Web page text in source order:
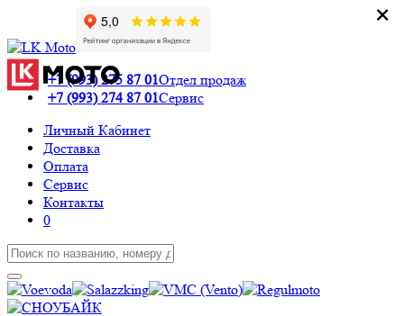
+7 (993) 275 87 01Отдел продаж
+7 (993) 274 87 01Сервис
Личный Кабинет
Доставка
Оплата
Сервис
Контакты
0
×
×